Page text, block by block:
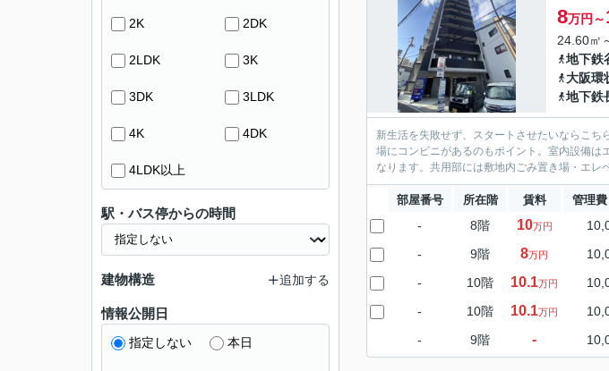
8万円～
24.60㎡
地下鉄
大阪環
地下鉄
新生活を失敗せず、スタートさせたいならこ
場にコンビニがあるのもポイント。室内設備は
なります。共用部には敷地内ごみ置き場・エ
部屋番号 所在階 賃料 管理
- 8階 10万円
- 9階 8万円
- 10階 10.1万円
- 10階 10.1万円
- 9階 -
2K 2DK
2LDK 3K
3DK 3LDK
4K 4DK
4LDK以上
駅・バス停からの時間
建物構造 追加する
情報公開日
指定しない 本日